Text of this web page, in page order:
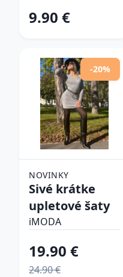
9.90 €
-20%
NOVINKY
Sivé krátke
upletové šaty
iMODA
19.90 €
24.90 €